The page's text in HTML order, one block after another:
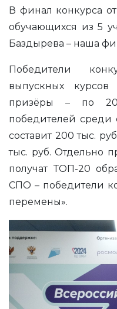
В финал конкурса
обучающихся из 5
Баздырева – наша
Победители
выпускных
призёры – по
победителей среди
составит 200 тыс.
тыс. руб. Отдельно
получат ТОП-20
СПО – победители
перемены».